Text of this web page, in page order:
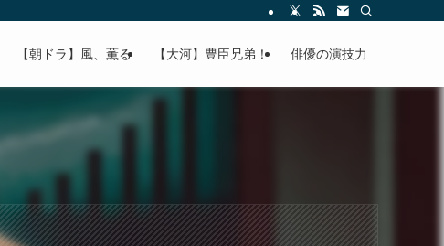
【朝ドラ】風、薫る 【大河】豊臣兄弟！ 俳優の演技力